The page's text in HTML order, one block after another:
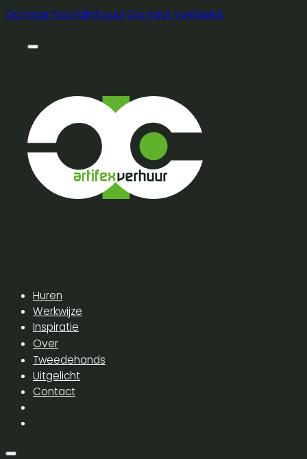
Ga naar hoofdinhoud Ga naar voettekst
Huren
Werkwijze
Inspiratie
Over
Tweedehands
Uitgelicht
Contact